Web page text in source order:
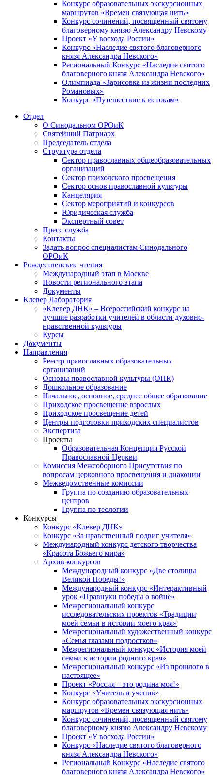
Конкурс образовательных экскурсионных
маршрутов «Времен связующая нить»
Конкурс сочинений, посвященный святому
благоверному князю Александру Невскому
Проект «У восхода России»
Конкурс «Наследие святого благоверного
князя Александра Невского»
Региональный Конкурс «Наследие святого
благоверного князя Александра Невского»
Олимпиада «Зарисовка из жизни последних
Романовых»
Конкурс «Путешествие к истокам»
Отдел
О Синодальном ОРОиК
Святейший Патриарх
Председатель отдела
Структура отдела
Сектор православных общеобразовательных
организаций
Сектор приходского просвещения
Сектор основ православной культуры
Канцелярия
Сектор мероприятий и конкурсов
Юридическая служба
Экспертный совет
Пресс-служба
Контакты
Задать вопрос специалистам Синодального
ОРОиК
Рождественские чтения
Международный этап в Москве
Новости регионального этапа
Документы
Клевер Лаборатория
«Клевер ДНК» – Всероссийский конкурс на
лучшие разработки учителей в области духовно-
нравственной культуры
Курсы
Документы
Направления
Реестр православных образовательных
организаций
Основы православной культуры (ОПК)
Дошкольное образование
Начальное, основное, среднее общее образование
Приходское просвещение взрослых
Приходское просвещение детей
Центры подготовки приходских специалистов
Экспертиза
Проекты
Образовательная Концепция Русской
Православной Церкви
Комиссия Межсоборного Присутствия по
вопросам церковного просвещения и диаконии
Межведомственные комиссии
Группа по созданию образовательных
центров
Группа по теологии
Конкурсы
Конкурс «Клевер ДНК»
Конкурс «За нравственный подвиг учителя»
Международный конкурс детского творчества
«Красота Божьего мира»
Архив конкурсов
Международный конкурс «Две столицы
Великой Победы!»
Международный конкурс «Интерактивный
урок «Правнуки победы о войне»
Межрегиональный конкурс
исследовательских проектов «Традиции
моей семьи в истории моего края»
Межрегиональный художественный конкурс
«Семья глазами подростков»
Межрегиональный конкурс «История моей
семьи в истории родного края»
Межрегиональный конкурс «Из прошлого в
настоящее»
Проект «Россия – это родина моя!»
Конкурс «Учитель и ученик»
Конкурс образовательных экскурсионных
маршрутов «Времен связующая нить»
Конкурс сочинений, посвященный святому
благоверному князю Александру Невскому
Проект «У восхода России»
Конкурс «Наследие святого благоверного
князя Александра Невского»
Региональный Конкурс «Наследие святого
благоверного князя Александра Невского»